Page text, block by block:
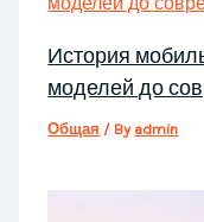
История
моделей до
Общая / By admin